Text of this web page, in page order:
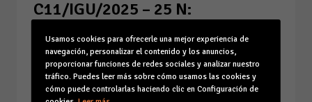
C11/IGU/2025 – 25 N:
laborales de las víctimas de
violencia de género
25-11-25
Leer la noticia
Usamos cookies para ofrecerle una mejor experiencia de
navegación, personalizar el contenido y los anuncios,
proporcionar funciones de redes sociales y analizar nuestro
tráfico. Puedes leer más sobre cómo usamos las cookies y
cómo puede controlarlas haciendo clic en Configuración de